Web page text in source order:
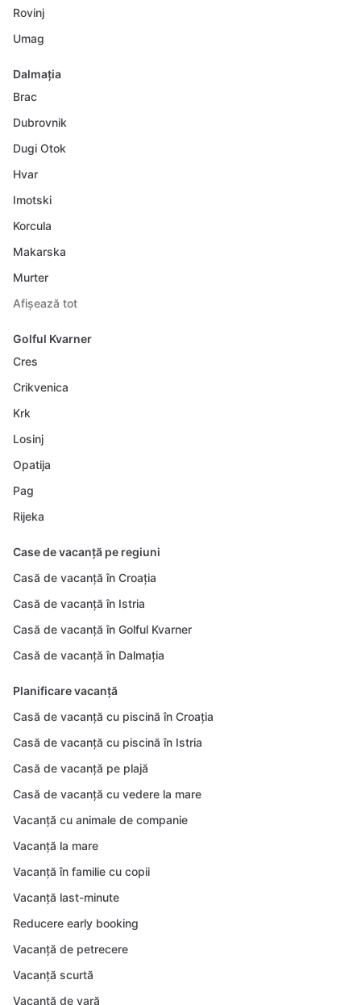
Rovinj
Umag
Dalmația
Brac
Dubrovnik
Dugi Otok
Hvar
Imotski
Korcula
Makarska
Murter
Afișează tot
Golful Kvarner
Cres
Crikvenica
Krk
Losinj
Opatija
Pag
Rijeka
Case de vacanță pe regiuni
Casă de vacanță în Croația
Casă de vacanță în Istria
Casă de vacanță în Golful Kvarner
Casă de vacanță în Dalmația
Planificare vacanță
Casă de vacanță cu piscină în Croația
Casă de vacanță cu piscină în Istria
Casă de vacanță pe plajă
Casă de vacanță cu vedere la mare
Vacanță cu animale de companie
Vacanță la mare
Vacanță în familie cu copii
Vacanță last-minute
Reducere early booking
Vacanță de petrecere
Vacanță scurtă
Vacanță de vară